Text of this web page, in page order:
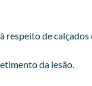
respeito de calçados
da lesão.